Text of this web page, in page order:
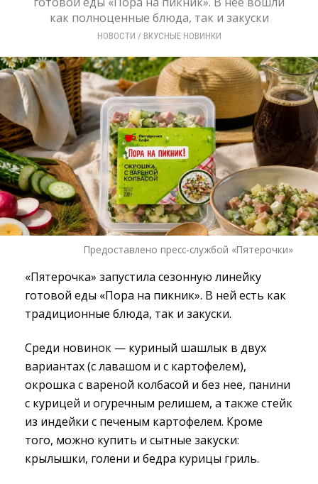
как полноценные блюда, так и закуски
НОВОСТИ / ВКУСНЫЕ НОВИНКИ
Предоставлено пресс-службой «Пятерочки»
«Пятерочка» запустила сезонную линейку
готовой еды «Пора на пикник». В ней есть как
традиционные блюда, так и закуски.
Среди новинок — куриный шашлык в двух
вариантах (с лавашом и с картофелем),
окрошка с вареной колбасой и без нее, панини
с курицей и огуречным релишем, а также стейк
из индейки с печеным картофелем. Кроме
того, можно купить и сытные закуски:
крылышки, голени и бедра курицы гриль.